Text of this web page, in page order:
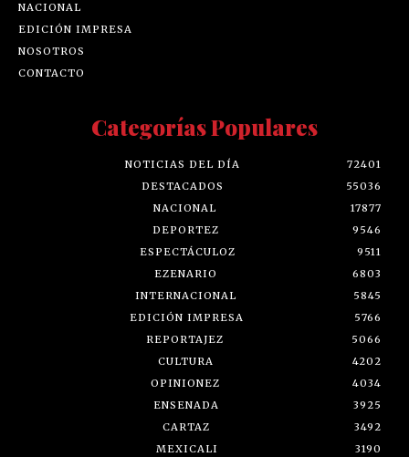
NACIONAL
EDICIÓN IMPRESA
NOSOTROS
CONTACTO
Categorías Populares
NOTICIAS DEL DÍA
72401
DESTACADOS
55036
NACIONAL
17877
DEPORTEZ
9546
ESPECTÁCULOZ
9511
EZENARIO
6803
INTERNACIONAL
5845
EDICIÓN IMPRESA
5766
REPORTAJEZ
5066
CULTURA
4202
OPINIONEZ
4034
ENSENADA
3925
CARTAZ
3492
MEXICALI
3190